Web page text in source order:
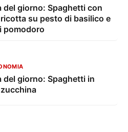
del giorno: Spaghetti con
su pesto di basilico e
pomodoro
del giorno: Spaghetti in